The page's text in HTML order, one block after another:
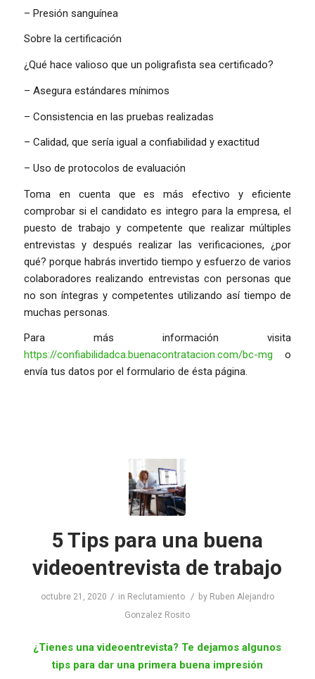
– Presión sanguínea
Sobre la certificación
¿Qué hace valioso que un poligrafista sea certificado?
– Asegura estándares mínimos
– Consistencia en las pruebas realizadas
– Calidad, que sería igual a confiabilidad y exactitud
– Uso de protocolos de evaluación
Toma en cuenta que es más efectivo y eficiente
comprobar si el candidato es integro para la empresa, el
puesto de trabajo y competente que realizar múltiples
entrevistas y después realizar las verificaciones, ¿por
qué? porque habrás invertido tiempo y esfuerzo de varios
colaboradores realizando entrevistas con personas que
no son íntegras y competentes utilizando así tiempo de
muchas personas.
Para más información visita
https://confiabilidadca.buenacontratacion.com/bc-mg o
envía tus datos por el formulario de ésta página.
5 Tips para una buena
videoentrevista de trabajo
octubre 21, 2020 / in Reclutamiento / by Ruben Alejandro
Gonzalez Rosito
¿Tienes una videoentrevista? Te dejamos algunos
tips para dar una primera buena impresión